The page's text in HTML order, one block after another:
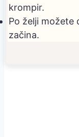
krompir.
Po želji možete
začina.